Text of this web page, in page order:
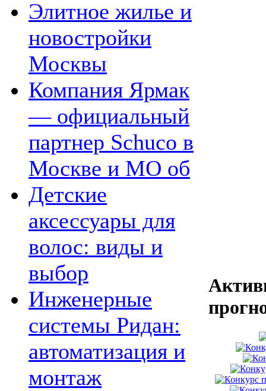
Элитное жилье и
новостройки
Москвы
Компания Ярмак
— официальный
партнер Schuco в
Москве и МО об
Детские
аксессуары для
волос: виды и
выбор
Инженерные
системы Ридан:
автоматизация и
монтаж